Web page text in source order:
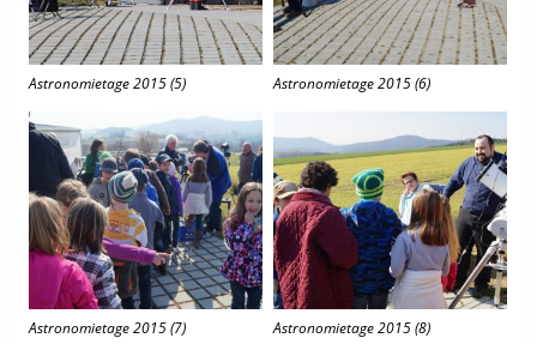
Astronomietage 2015 (5) Astronomietage 2015 (6)
Astronomietage 2015 (7) Astronomietage 2015 (8)